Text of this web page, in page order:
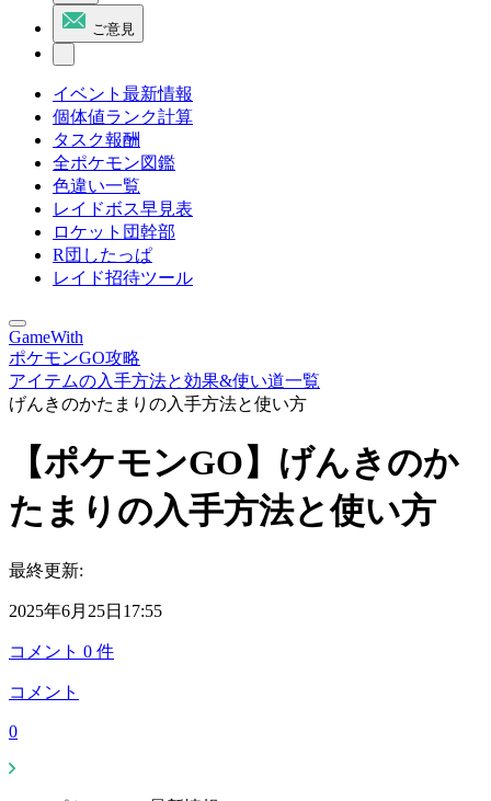
ご意見
イベント最新情報
個体値ランク計算
タスク報酬
全ポケモン図鑑
色違い一覧
レイドボス早見表
ロケット団幹部
R団したっぱ
レイド招待ツール
GameWith
ポケモンGO攻略
アイテムの入手方法と効果&使い道一覧
げんきのかたまりの入手方法と使い方
【ポケモンGO】げんきのか
たまりの入手方法と使い方
最終更新:
2025年6月25日17:55
コメント 0 件
コメント
0